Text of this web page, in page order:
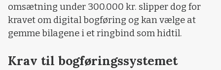
omsætning under 300.000 kr. slipper dog for
kravet om digital bogføring og kan vælge at
gemme bilagene i et ringbind som hidtil.
Krav til bogføringssystemet